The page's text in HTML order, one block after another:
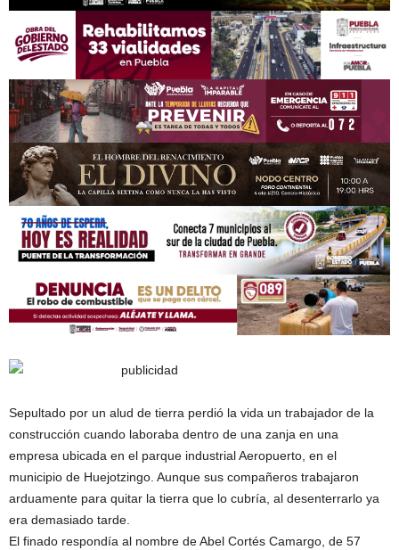
Sepultado por un alud de tierra perdió la vida un trabajador de la
construcción cuando laboraba dentro de una zanja en una
empresa ubicada en el parque industrial Aeropuerto, en el
municipio de Huejotzingo. Aunque sus compañeros trabajaron
arduamente para quitar la tierra que lo cubría, al desenterrarlo ya
era demasiado tarde.
El finado respondía al nombre de Abel Cortés Camargo, de 57